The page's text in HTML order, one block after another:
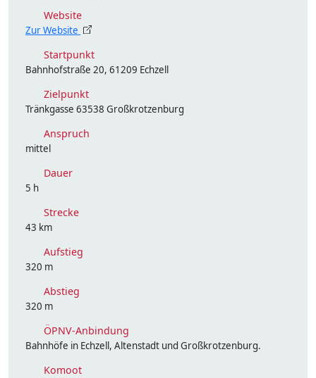
Website
Zur Website
Startpunkt
Bahnhofstraße 20, 61209 Echzell
Zielpunkt
Tränkgasse 63538 Großkrotzenburg
Anspruch
mittel
Dauer
5 h
Strecke
43 km
Aufstieg
320 m
Abstieg
320 m
ÖPNV-Anbindung
Bahnhöfe in Echzell, Altenstadt und Großkrotzenburg.
Komoot